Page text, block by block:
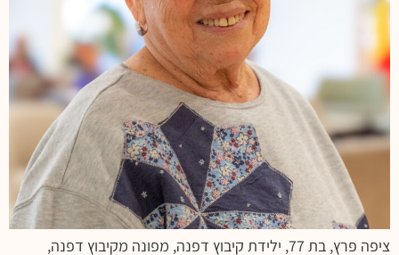
ציפה פרץ, בת 77, ילידת קיבוץ דפנה, מפונה מקיבוץ דפנה,